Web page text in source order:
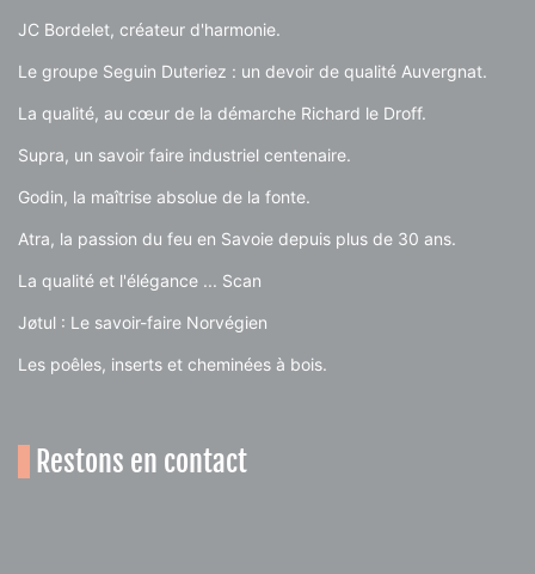
JC Bordelet, créateur d'harmonie.
Le groupe Seguin Duteriez : un devoir de qualité Auvergnat.
La qualité, au cœur de la démarche Richard le Droff.
Supra, un savoir faire industriel centenaire.
Godin, la maîtrise absolue de la fonte.
Atra, la passion du feu en Savoie depuis plus de 30 ans.
La qualité et l'élégance ... Scan
Jøtul : Le savoir-faire Norvégien
Les poêles, inserts et cheminées à bois.
Restons en contact